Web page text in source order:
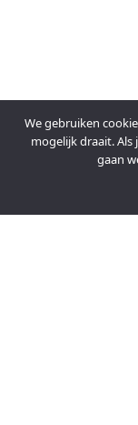
We gebruiken
mogelijk draait.
gaan